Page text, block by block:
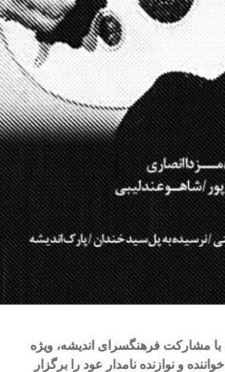
مشارکت فرهنگسرای اندیشه، ویژه
و نوازنده نامدار عود را برگزار